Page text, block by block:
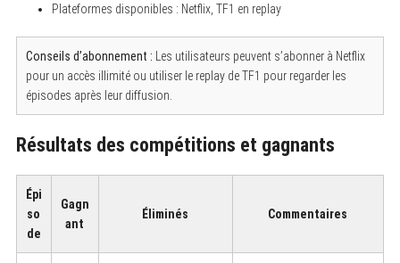
Plateformes disponibles : Netflix, TF1 en replay
Conseils d’abonnement : Les utilisateurs peuvent s’abonner à Netflix
pour un accès illimité ou utiliser le replay de TF1 pour regarder les
épisodes après leur diffusion.
Résultats des compétitions et gagnants
Épi
so
de
Gagn
ant
Éliminés Commentaires